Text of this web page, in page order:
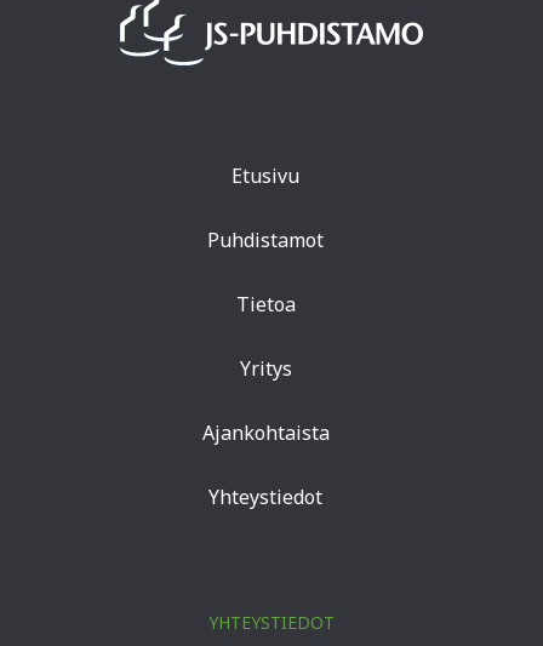
Etusivu
Puhdistamot
Tietoa
Yritys
Ajankohtaista
Yhteystiedot
YHTEYSTIEDOT